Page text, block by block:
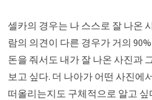
셀카의 경우는 나 스스로 잘 나온
람의 의견이 다른 경우가 거의
돈을 줘서도 내가 잘 나온 사진과
보고 싶다. 더 나아가 어떤 사진에
떠올리는지도 구체적으로 알고